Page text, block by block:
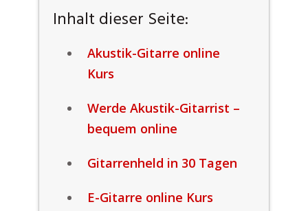
Inhalt dieser Seite:
Akustik-Gitarre online
Kurs
Werde Akustik-Gitarrist –
bequem online
Gitarrenheld in 30 Tagen
E-Gitarre online Kurs